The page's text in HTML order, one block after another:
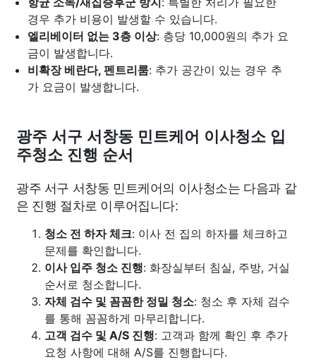
경우 추가 비용이 발생할 수 있습니다.
엘리베이터 없는 3층 이상: 층당 10,000원의 추가 요
금이 발생합니다.
비확장 베란다, 펜트리룸: 추가 공간이 있는 경우 추
가 요금이 발생합니다.
광주 서구 서창동 민트케어 이사청소 입
주청소 진행 순서
광주 서구 서창동 민트케어의 이사청소는 다음과 같
은 진행 절차로 이루어집니다:
청소 전 하자 체크: 이사 전 집의 하자를 체크하고
문제를 확인합니다.
이사 입주 청소 진행: 화장실부터 침실, 주방, 거실
순서로 청소합니다.
자체 검수 및 꼼꼼한 정밀 청소: 청소 후 자체 검수
를 통해 꼼꼼하게 마무리합니다.
고객 검수 및 A/S 진행: 고객과 함께 확인 후 추가
요청 사항에 대해 A/S를 진행합니다.